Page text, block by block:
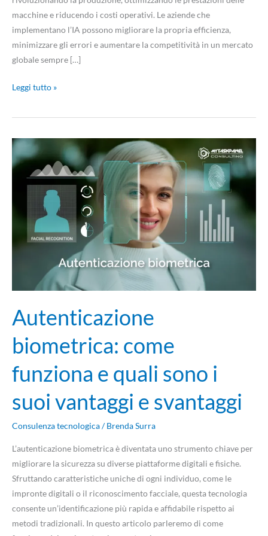
macchine e riducendo i costi operativi. Le aziende che
implementano l’IA possono migliorare la propria efficienza,
minimizzare gli errori e aumentare la competitività in un mercato
globale sempre […]
Leggi tutto »
Autenticazione
biometrica: come
funziona e quali sono i
suoi vantaggi e svantaggi
Consulenza tecnologica/Brenda Surra
L’autenticazione biometrica è diventata uno strumento chiave per
migliorare la sicurezza su diverse piattaforme digitali e fisiche.
Sfruttando caratteristiche uniche di ogni individuo, come le
impronte digitali o il riconoscimento facciale, questa tecnologia
consente un’identificazione più rapida e affidabile rispetto ai
metodi tradizionali. In questo articolo parleremo di come
Autenticazione
biometrica:
come
quali
i
vantaggi
svantaggi